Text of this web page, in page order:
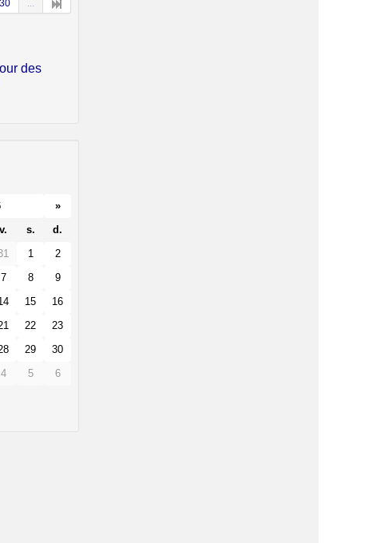
30 ...
des
»
v. s.
d.
1
2
7 8
9
15
16
22
23
29
30
4 5 6